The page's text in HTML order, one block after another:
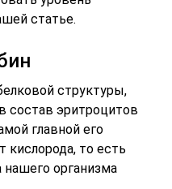
статье.
структуры,
состав эритроцитов
главной его
кислорода, то есть
нашего организма